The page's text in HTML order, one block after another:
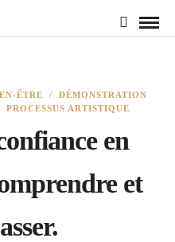
ÊTRE / DÉMONSTRATION
PROCESSUS ARTISTIQUE
en
et